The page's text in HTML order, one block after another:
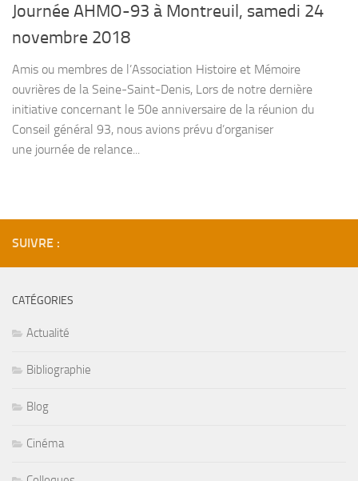
Journée AHMO-93 à Montreuil, samedi 24
novembre 2018
Amis ou membres de l’Association Histoire et Mémoire
ouvrières de la Seine-Saint-Denis, Lors de notre dernière
initiative concernant le 50e anniversaire de la réunion du
Conseil général 93, nous avions prévu d’organiser
une journée de relance...
SUIVRE :
CATÉGORIES
Actualité
Bibliographie
Blog
Cinéma